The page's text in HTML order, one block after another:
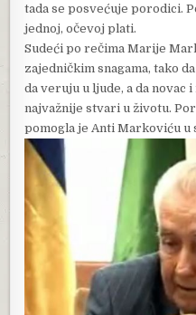
tada se posvećuje porodici.
jednoj, očevoj plati.
Sudeći po rečima Marije
zajedničkim snagama, tako
da veruju u ljude, a da novac
najvažnije stvari u životu.
pomogla je Anti Markoviću